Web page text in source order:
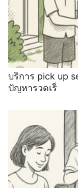
บริการ pick up
ปัญหารวดเร็